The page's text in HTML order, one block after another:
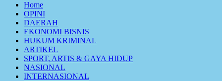
Primary
Menu
Home
OPINI
DAERAH
EKONOMI BISNIS
HUKUM KRIMINAL
ARTIKEL
SPORT, ARTIS & GAYA HIDUP
NASIONAL
INTERNASIONAL